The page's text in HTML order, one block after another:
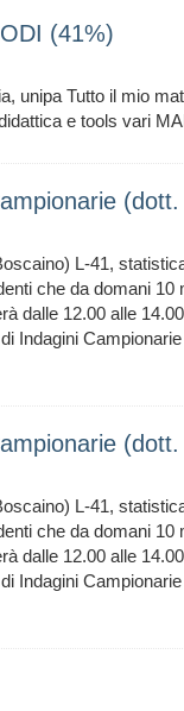
(41%)
unipa Tutto il mio
e tools vari
L-41,
che da domani 10
dalle 12.00 alle
Indagini
L-41,
che da domani 10
dalle 12.00 alle
Indagini